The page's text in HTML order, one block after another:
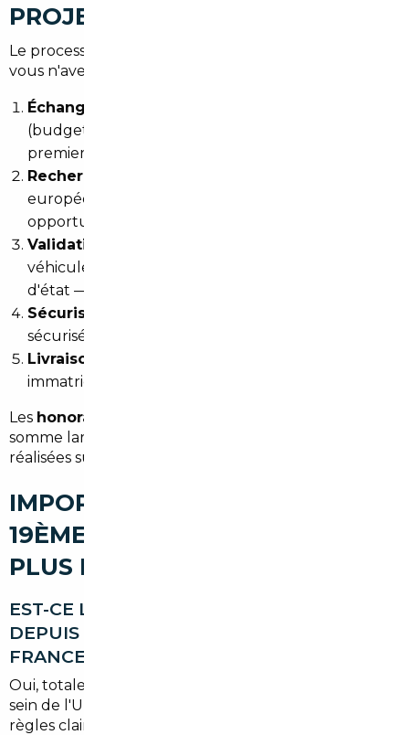
PROJET D'IMPORT
Le processus est pensé pour être simple, même si
vous n'avez jamais importé de véhicule de votre vie :
Échange initial
(budget, type de véhicule, délai souhaité) lors d'un
premier contact gratuit
Recherche ciblée
européen pour identifier les meilleures
opportunités correspondant à vos critères
Validation
véhicules avec fiches détaillées, photos et rapport
d'état — vous choisissez
Sécurisation de la transaction
sécurisé, gestion documentaire
Livraison
immatriculé, prêt à rouler
Les honoraires démarrent à partir de 1 500 €
somme largement compensée par les économies
réalisées sur le prix du véhicule.
IMPORT DE VOITURE À PARIS
19ÈME : VOS QUESTIONS LES
PLUS FRÉQUENTES
EST-CE LÉGAL D'IMPORTER UNE VOITURE
DEPUIS L'EUROPE POUR ROULER EN
FRANCE ?
Oui, totalement légal. L'importation de véhicules au
sein de l'Union Européenne est encadrée par des
règles claires. Le courtier s'assure que toutes les